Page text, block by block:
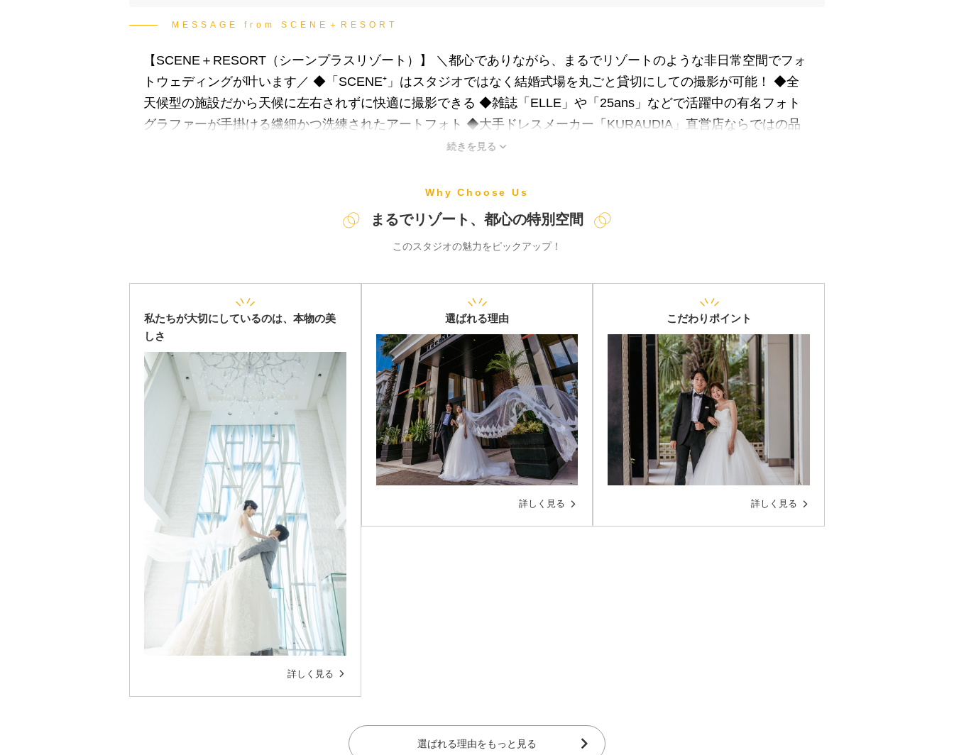
MESSAGE from SCENE＋RESORT
【SCENE＋RESORT（シーンプラスリゾート）】 ＼都心でありながら、まるでリゾートのような非日常空間でフォ
トウェディングが叶います／ ◆「SCENE⁺」はスタジオではなく結婚式場を丸ごと貸切にしての撮影が可能！ ◆全
天候型の施設だから天候に左右されずに快適に撮影できる ◆雑誌「ELLE」や「25ans」などで活躍中の有名フォト
グラファーが手掛ける繊細かつ洗練されたアートフォト ◆大手ドレスメーカー「KURAUDIA」直営店ならではの品
質・品揃え ◆大切なペット、ご家族もご参加OK！撮影だけでなく、挙式や会食を行うことも可能です。
続きを見る
Why Choose Us
まるでリゾート、都心の特別空間
このスタジオの魅力をピックアップ！
詳しく見る
私たちが大切にしているのは、本物の美
しさ
詳しく見る
選ばれる理由
詳しく見る
こだわりポイント
選ばれる理由をもっと見る